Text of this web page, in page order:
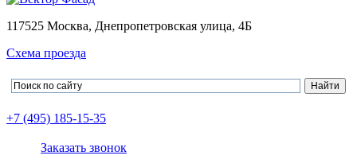
117525 Москва, Днепропетровская улица, 4Б
Схема проезда
+7 (495) 185-15-35
Заказать звонок